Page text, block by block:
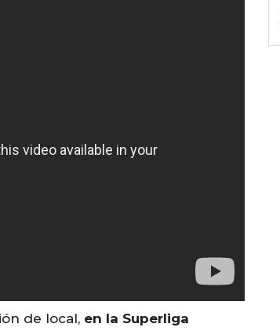
de local, en la Superliga